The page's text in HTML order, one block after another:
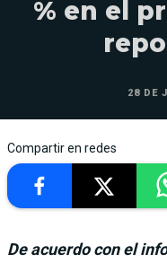
% en el
28 DE
Compartir en redes
De acuerdo con el